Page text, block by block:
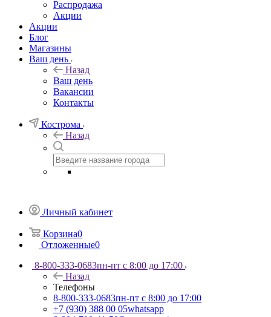
Распродажа
Акции
Акции
Блог
Магазины
Ваш день
Назад
Ваш день
Вакансии
Контакты
Кострома
Назад
Личный кабинет
Корзина0
Отложенные0
8-800-333-0683пн-пт с 8:00 до 17:00
Назад
Телефоны
8-800-333-0683пн-пт с 8:00 до 17:00
+7 (930) 388 00 05whatsapp